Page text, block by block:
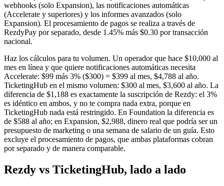
webhooks (solo Expansion), las notificaciones automáticas
(Accelerate y superiores) y los informes avanzados (solo
Expansion). El procesamiento de pagos se realiza a través de
RezdyPay por separado, desde 1.45% más $0.30 por transacción
nacional.
Haz los cálculos para tu volumen. Un operador que hace $10,000 al
mes en línea y que quiere notificaciones automáticas necesita
Accelerate: $99 más 3% ($300) = $399 al mes, $4,788 al año.
TicketingHub en el mismo volumen: $300 al mes, $3,600 al año. La
diferencia de $1,188 es exactamente la suscripción de Rezdy: el 3%
es idéntico en ambos, y no te compra nada extra, porque en
TicketingHub nada está restringido. En Foundation la diferencia es
de $588 al año; en Expansion, $2,988, dinero real que podría ser un
presupuesto de marketing o una semana de salario de un guía. Esto
excluye el procesamiento de pagos, que ambas plataformas cobran
por separado y de manera comparable.
Rezdy vs TicketingHub, lado a lado